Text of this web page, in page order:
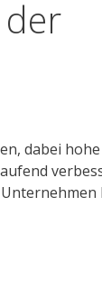
dabei hohe